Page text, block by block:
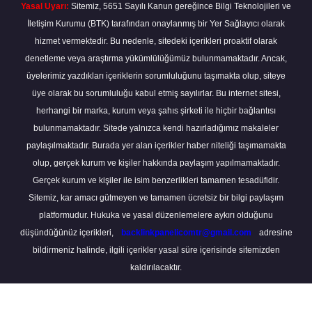
Yasal Uyarı: Sitemiz, 5651 Sayılı Kanun gereğince Bilgi Teknolojileri ve
İletişim Kurumu (BTK) tarafından onaylanmış bir Yer Sağlayıcı olarak
hizmet vermektedir. Bu nedenle, sitedeki içerikleri proaktif olarak
denetleme veya araştırma yükümlülüğümüz bulunmamaktadır. Ancak,
üyelerimiz yazdıkları içeriklerin sorumluluğunu taşımakta olup, siteye
üye olarak bu sorumluluğu kabul etmiş sayılırlar. Bu internet sitesi,
herhangi bir marka, kurum veya şahıs şirketi ile hiçbir bağlantısı
bulunmamaktadır. Sitede yalnızca kendi hazırladığımız makaleler
paylaşılmaktadır. Burada yer alan içerikler haber niteliği taşımamakta
olup, gerçek kurum ve kişiler hakkında paylaşım yapılmamaktadır.
Gerçek kurum ve kişiler ile isim benzerlikleri tamamen tesadüfidir.
Sitemiz, kar amacı gütmeyen ve tamamen ücretsiz bir bilgi paylaşım
platformudur. Hukuka ve yasal düzenlemelere aykırı olduğunu
düşündüğünüz içerikleri,
backlinkpanelicomtr@gmail.com
adresine
bildirmeniz halinde, ilgili içerikler yasal süre içerisinde sitemizden
kaldırılacaktır.